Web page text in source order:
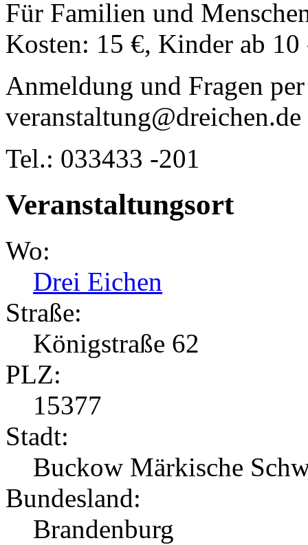
Für Familien und
Kosten: 15 €, Kinder ab 10
Anmeldung und Fragen
veranstaltung@dreichen.de
Tel.: 033433 -201
Veranstaltungsort
Wo:
Drei Eichen
Straße:
Königstraße 62
PLZ:
15377
Stadt:
Buckow Märkische
Bundesland:
Brandenburg